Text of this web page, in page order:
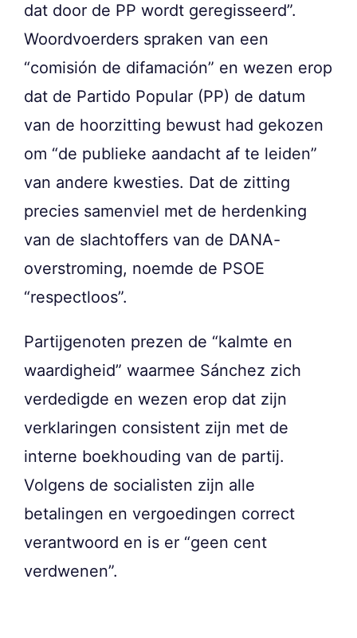
dat door de PP wordt geregisseerd”.
Woordvoerders spraken van een
“comisión de difamación” en wezen erop
dat de Partido Popular (PP) de datum
van de hoorzitting bewust had gekozen
om “de publieke aandacht af te leiden”
van andere kwesties. Dat de zitting
precies samenviel met de herdenking
van de slachtoffers van de DANA-
overstroming, noemde de PSOE
“respectloos”.
Partijgenoten prezen de “kalmte en
waardigheid” waarmee Sánchez zich
verdedigde en wezen erop dat zijn
verklaringen consistent zijn met de
interne boekhouding van de partij.
Volgens de socialisten zijn alle
betalingen en vergoedingen correct
verantwoord en is er “geen cent
verdwenen”.